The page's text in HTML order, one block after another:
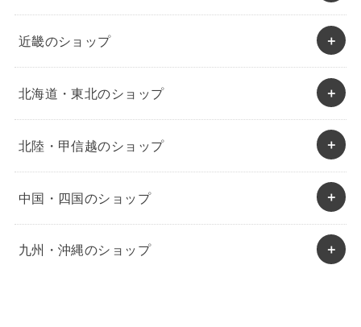
近畿のショップ
北海道・東北のショップ
北陸・甲信越のショップ
中国・四国のショップ
九州・沖縄のショップ